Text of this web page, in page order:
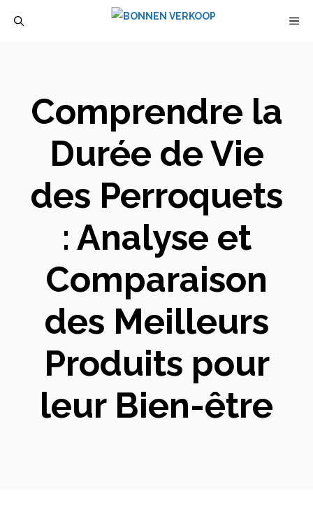
Comprendre la
Durée de Vie
des Perroquets
: Analyse et
Comparaison
des Meilleurs
Produits pour
leur Bien-être